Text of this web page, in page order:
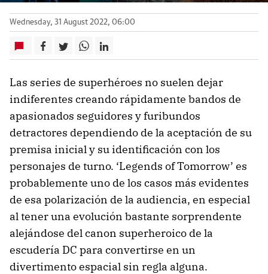
Wednesday, 31 August 2022, 06:00
Las series de superhéroes no suelen dejar
indiferentes creando rápidamente bandos de
apasionados seguidores y furibundos
detractores dependiendo de la aceptación de su
premisa inicial y su identificación con los
personajes de turno. ‘Legends of Tomorrow’ es
probablemente uno de los casos más evidentes
de esa polarización de la audiencia, en especial
al tener una evolución bastante sorprendente
alejándose del canon superheroico de la
escudería DC para convertirse en un
divertimento espacial sin regla alguna.